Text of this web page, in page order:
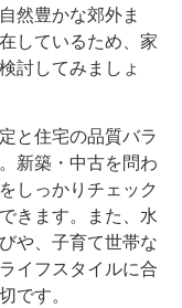
然豊かな郊外ま
しているため、家
討してみましょ
と住宅の品質バラ
新築・中古を問わ
しっかりチェック
きます。また、水
や、子育て世帯な
イフスタイルに合
です。